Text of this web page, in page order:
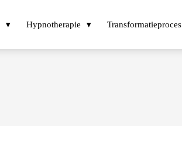
Hypnotherapie Transformatieproces